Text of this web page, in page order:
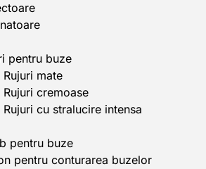
pentru buze
Rujuri mate
Rujuri cremoase
Rujuri cu stralucire intensa
pentru buze
pentru conturarea buzelor